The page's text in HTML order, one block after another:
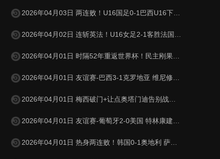
2026年04月03日 两连败！U16国足0-1巴西U16下轮将战科特迪瓦 李家进超远吊射造险
2026年04月02日 连斩英法！U16女足2-1客胜法国 周瑾彤任意球世界波何风清扬建功
2026年04月01日 时隔52年重返世界杯！民主刚果加时1-0牙买加 图安泽贝制胜
2026年04月01日 友谊赛-巴西3-1克罗地亚 维尼修斯送助攻恩德里克造点+助攻
2026年04月01日 梅西破门+让点奥塔门迪告别战点射 阿根廷5-0赞比亚3月友谊赛两胜
2026年04月01日 友谊赛-葡萄牙2-0美国 特林康建功菲利克斯破门B费助攻双响
2026年04月01日 热身两连败！韩国0-1奥地利 萨比策制胜孙兴慜金玟哉失良机